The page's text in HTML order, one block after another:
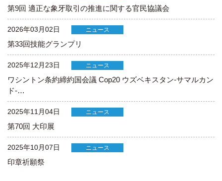
第9回 適正な象牙取引の推進に関する官民協議会
2026年03月02日 ニュース
第33回技能グランプリ
2025年12月23日 ニュース
ワシントン条約締約国会議 Cop20 ウズベキスタン-サマルカン
ド-…
2025年11月04日 ニュース
第70回 大印展
2025年10月07日 ニュース
印章祈願祭